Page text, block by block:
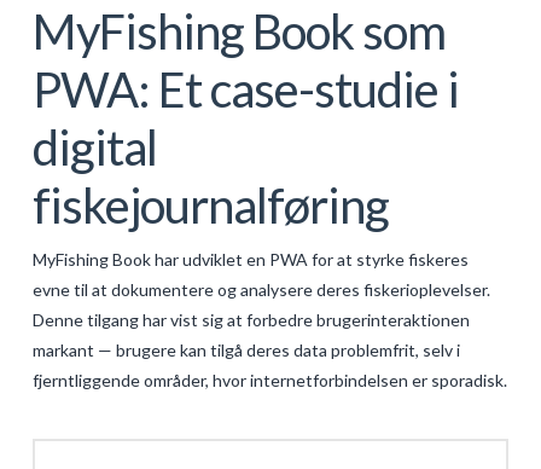
MyFishing Book som
PWA: Et case-studie i
digital
fiskejournalføring
MyFishing Book har udviklet en PWA for at styrke fiskeres
evne til at dokumentere og analysere deres fiskerioplevelser.
Denne tilgang har vist sig at forbedre brugerinteraktionen
markant — brugere kan tilgå deres data problemfrit, selv i
fjerntliggende områder, hvor internetforbindelsen er sporadisk.